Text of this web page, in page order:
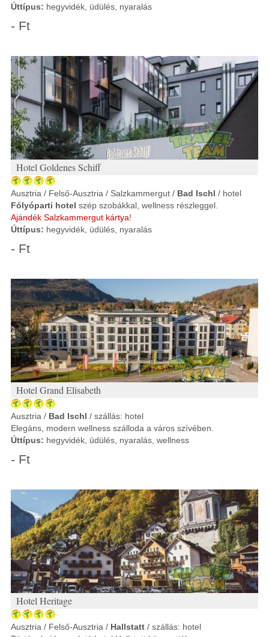
Úttípus: hegyvidék, üdülés, nyaralás
- Ft
Hotel Goldenes Schiff
Ausztria / Felső-Ausztria / Salzkammergut / Bad Ischl / hotel
Fólyóparti hotel szép szobákkal, wellness részleggel.
Ajándék Salzkammergut kártya!
Úttípus: hegyvidék, üdülés, nyaralás
- Ft
Hotel Grand Elisabeth
Ausztria / Bad Ischl / szállás: hotel
Elegáns, modern wellness szálloda a város szívében.
Úttípus: hegyvidék, üdülés, nyaralás, wellness
- Ft
Hotel Heritage
Ausztria / Felső-Ausztria / Hallstatt / szállás: hotel